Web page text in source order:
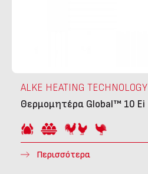
ALKE HEATING TECHNOLOGY
Θερμομητέρα Global™ 10 Ei
Περισσότερα